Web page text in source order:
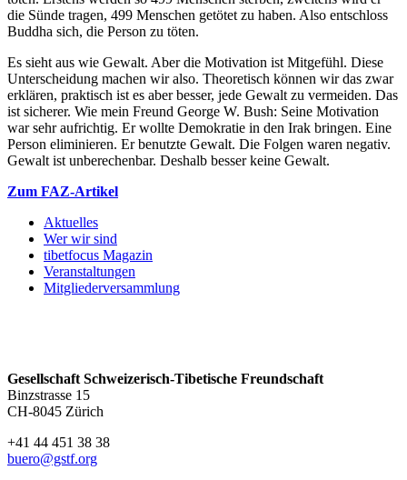
die Sünde tragen, 499 Menschen getötet zu haben. Also entschloss
Buddha sich, die Person zu töten.
Es sieht aus wie Gewalt. Aber die Motivation ist Mitgefühl. Diese
Unterscheidung machen wir also. Theoretisch können wir das zwar
erklären, praktisch ist es aber besser, jede Gewalt zu vermeiden. Das
ist sicherer. Wie mein Freund George W. Bush: Seine Motivation
war sehr aufrichtig. Er wollte Demokratie in den Irak bringen. Eine
Person eliminieren. Er benutzte Gewalt. Die Folgen waren negativ.
Gewalt ist unberechenbar. Deshalb besser keine Gewalt.
Zum FAZ-Artikel
Aktuelles
Wer wir sind
tibetfocus Magazin
Veranstaltungen
Mitgliederversammlung
Gesellschaft Schweizerisch-Tibetische Freundschaft
Binzstrasse 15
CH-8045 Zürich
+41 44 451 38 38
buero@gstf.org